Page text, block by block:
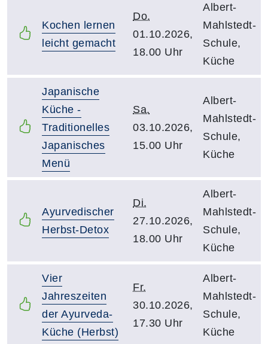
Kochen lernen
leicht gemacht
Do.
01.10.2026,
18.00 Uhr
Albert-
Mahlstedt-
Schule,
Küche
Japanische
Küche -
Traditionelles
Japanisches
Menü
Sa.
03.10.2026,
15.00 Uhr
Albert-
Mahlstedt-
Schule,
Küche
Ayurvedischer
Herbst-Detox
Di.
27.10.2026,
18.00 Uhr
Albert-
Mahlstedt-
Schule,
Küche
Vier
Jahreszeiten
der Ayurveda-
Küche (Herbst)
Fr.
30.10.2026,
17.30 Uhr
Albert-
Mahlstedt-
Schule,
Küche